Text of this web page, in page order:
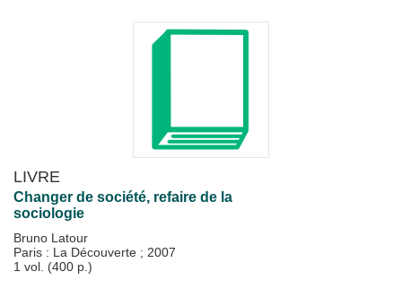
LIVRE
Changer de société, refaire de la
sociologie
Bruno Latour
Paris : La Découverte ; 2007
1 vol. (400 p.)